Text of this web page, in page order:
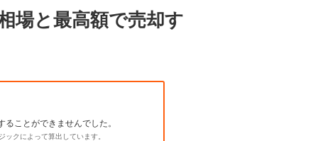
場と最高額で売却す
ことができませんでした。
クによって算出しています。